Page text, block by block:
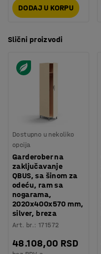
DODAJ U KORPU
Slični proizvodi
Dostupno u nekoliko
opcija
Garderober na
zaključavanje
QBUS, sa šinom za
odeću, ram sa
nogarama,
2020x400x570 mm,
silver, breza
Art. br.:171572
48.108,00 RSD